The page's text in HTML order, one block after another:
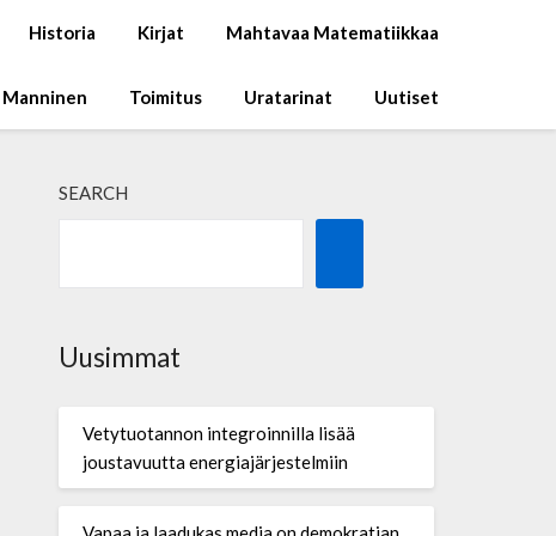
Historia Kirjat Mahtavaa Matematiikkaa
Toimitus Uratarinat Uutiset
SEARCH
Uusimmat
Vetytuotannon integroinnilla lisää
joustavuutta energiajärjestelmiin